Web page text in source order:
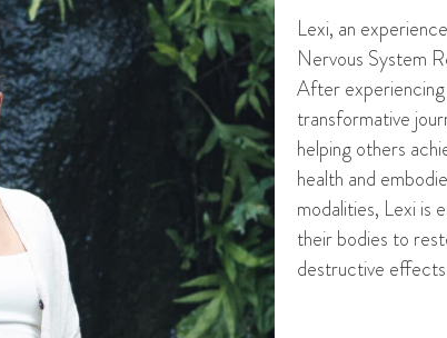
Lexi, an
Nervous System
After experiencing
transformative
helping others
health and
modalities, Lexi is
their bodies to
destructive